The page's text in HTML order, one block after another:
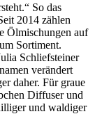
So das
2014 zählen
Ölmischungen auf
Sortiment.
Schliefsteiner
verändert
daher. Für graue
Diffuser und
und waldiger